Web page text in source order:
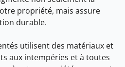
propriété, mais assure
durable.
utilisent des matériaux et
aux intempéries et à toutes